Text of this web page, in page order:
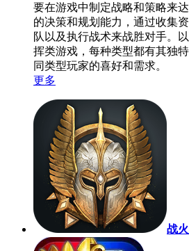
要在游戏中制定战略和策略来
的决策和规划能力，通过收集
队以及执行战术来战胜对手。
挥类游戏，每种类型都有其独
同类型玩家的喜好和需求。
更多
战